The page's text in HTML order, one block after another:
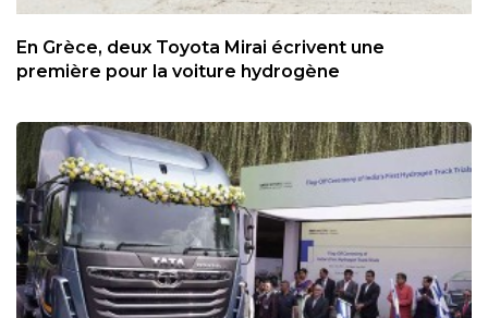
En Grèce, deux Toyota Mirai écrivent une
première pour la voiture hydrogène